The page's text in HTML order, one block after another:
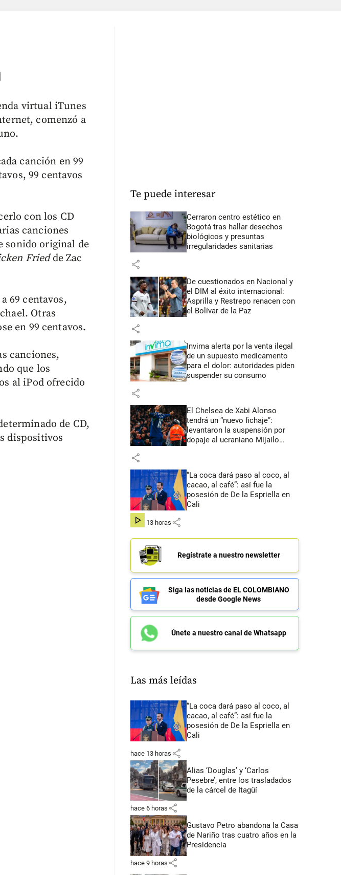
virtual iTunes
comenzó a
canción en 99
99 centavos
con los CD
canciones
sonido original de
Friedde Zac
69 centavos,
Otras
en 99 centavos.
canciones,
que los
al iPod ofrecido
de CD,
dispositivos
Te puede interesar
Cerraron centro estético en
Bogotá tras hallar desechos
biológicos y presuntas
irregularidades sanitarias
share
De cuestionados en Nacional y
el DIM al éxito internacional:
Asprilla y Restrepo renacen con
el Bolívar de la Paz
share
Invima alerta por la venta ilegal
de un supuesto medicamento
para el dolor: autoridades piden
suspender su consumo
share
El Chelsea de Xabi Alonso
tendrá un “nuevo fichaje”:
levantaron la suspensión por
dopaje al ucraniano Mijailo
share
“La coca dará paso al coco, al
cacao, al café”: así fue la
posesión de De la Espriella en
Cali
hace 13 horas share
Regístrate a nuestro newsletter
Siga las noticias de EL COLOMBIANO
desde Google News
Únete a nuestro canal de Whatsapp
Las más leídas
“La coca dará paso al coco, al
cacao, al café”: así fue la
posesión de De la Espriella en
Cali
hace 13 horas share
Alias ‘Douglas’ y ‘Carlos
Pesebre’, entre los trasladados
de la cárcel de Itagüí
hace 6 horas share
Gustavo Petro abandona la Casa
de Nariño tras cuatro años en la
Presidencia
hace 9 horas share